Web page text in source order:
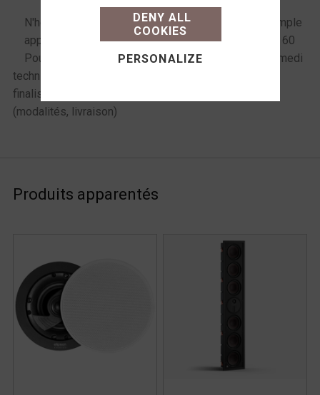
N'hésitez pas à
appeler !
Pour toute question
technique ou pour
finaliser votre achat
(modalités, livraison)
Commande sur simple
appel au 06 72 61 60
98 du mardi au samedi
Produits apparentés
DENY ALL
COOKIES
PERSONALIZE